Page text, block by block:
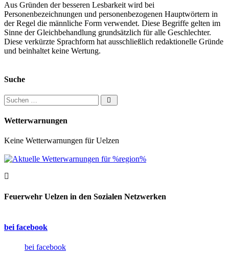
Aus Gründen der besseren Lesbarkeit wird bei
Personenbezeichnungen und personenbezogenen Hauptwörtern in
der Regel die männliche Form verwendet. Diese Begriffe gelten im
Sinne der Gleichbehandlung grundsätzlich für alle Geschlechter.
Diese verkürzte Sprachform hat ausschließlich redaktionelle Gründe
und beinhaltet keine Wertung.
Suche
Suchen nach:
Wetterwarnungen
Keine Wetterwarnungen für Uelzen
Feuerwehr Uelzen in den Sozialen Netzwerken
bei facebook
bei facebook